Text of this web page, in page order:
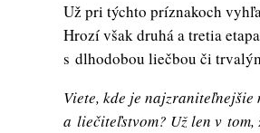
Už pri týchto príznakoch
Hrozí však druhá a tretia
s dlhodobou liečbou či
Viete, kde je najzraniteľnejšie
a liečiteľstvom? Už len v